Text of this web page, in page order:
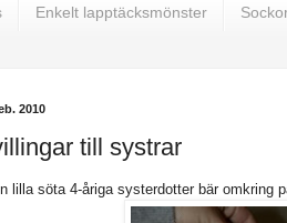
Enkelt lapptäcksmönster
2010
till systrar
lilla söta 4-åriga systerdotter bär omkring